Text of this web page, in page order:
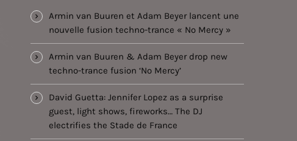
Armin van Buuren et Adam Beyer lancent une
nouvelle fusion techno-trance « No Mercy »
Armin van Buuren & Adam Beyer drop new
techno-trance fusion ‘No Mercy’
David Guetta: Jennifer Lopez as a surprise
guest, light shows, fireworks… The DJ
electrifies the Stade de France